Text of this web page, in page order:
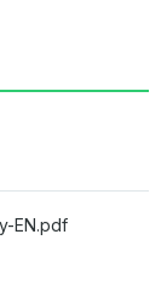
EN.pdf